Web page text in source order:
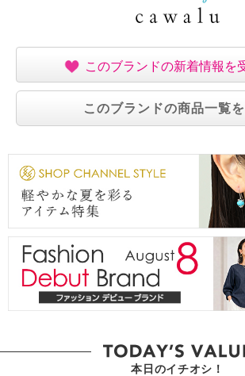
このブランドの新着情報を
このブランドの商品一覧
本日のイチオシ！